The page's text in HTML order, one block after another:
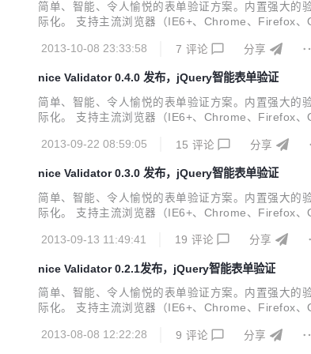
简单、智能、令人愉悦的表单验证方案。内置强大的
际化。 支持主流浏览器（IE6+、Chrome、Firefox
2013-10-08 23:33:58
7 评论 分享
nice Validator 0.4.0 发布，jQuery智能表单验证
简单、智能、令人愉悦的表单验证方案。内置强大的
际化。 支持主流浏览器（IE6+、Chrome、Firefox
2013-09-22 08:59:05
15 评论 分享
nice Validator 0.3.0 发布，jQuery智能表单验证
简单、智能、令人愉悦的表单验证方案。内置强大的
际化。 支持主流浏览器（IE6+、Chrome、Firefox
2013-09-13 11:49:41
19 评论 分享
nice Validator 0.2.1发布，jQuery智能表单验证
简单、智能、令人愉悦的表单验证方案。内置强大的
际化。 支持主流浏览器（IE6+、Chrome、Firefox
2013-08-08 12:22:28
9 评论 分享